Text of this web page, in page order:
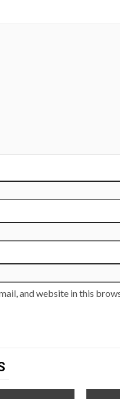
and website in this